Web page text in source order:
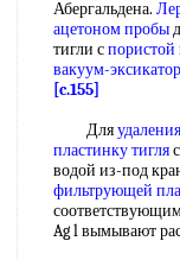
Абергальдена.
ацетоном пробы
тигли спористой
вакуум-
[c.155]
Для
пластинку тигля
водой из-под
фильтрующей
Ag l вымывают